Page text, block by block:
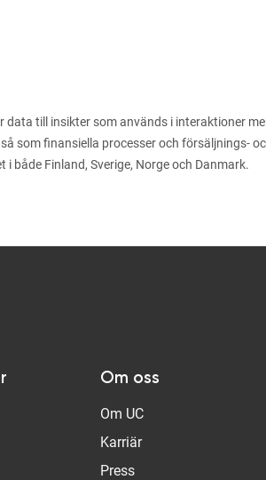
till insikter som används i interaktioner
som finansiella processer och försäljnings-
i både Finland, Sverige, Norge och Danmark.
Om oss
Om UC
Karriär
Press